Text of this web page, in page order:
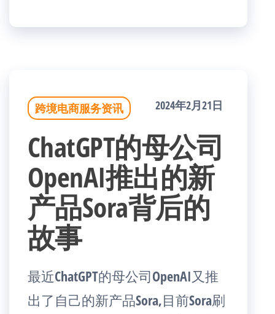
跨境电商服务资讯 2024年2月21日
ChatGPT的母公司
OpenAI推出的新
产品Sora背后的
故事
最近ChatGPT的母公司OpenAI又推
出了自己的新产品Sora,目前Sora刷